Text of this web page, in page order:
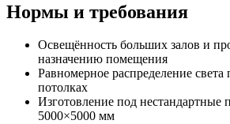
Нормы и требования
Освещённость больших залов и
назначению помещения
Равномерное распределение
потолках
Изготовление под
5000×5000 мм